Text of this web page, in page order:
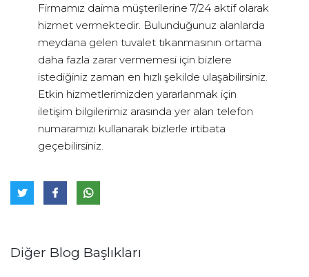
Firmamız daima müşterilerine 7/24 aktif olarak
hizmet vermektedir. Bulunduğunuz alanlarda
meydana gelen tuvalet tıkanmasının ortama
daha fazla zarar vermemesi için bizlere
istediğiniz zaman en hızlı şekilde ulaşabilirsiniz.
Etkin hizmetlerimizden yararlanmak için
iletişim bilgilerimiz arasında yer alan telefon
numaramızı kullanarak bizlerle irtibata
geçebilirsiniz.
Diğer Blog Başlıkları